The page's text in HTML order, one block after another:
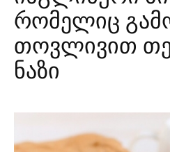
რომელიც
თოვლივით
ნაზი